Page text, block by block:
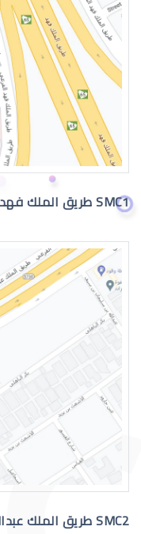
اعراض
اسباب
علاج
SMC1 طريق الملك فهد - الرياض
SMC2 طريق الملك عبدالله - الرياض